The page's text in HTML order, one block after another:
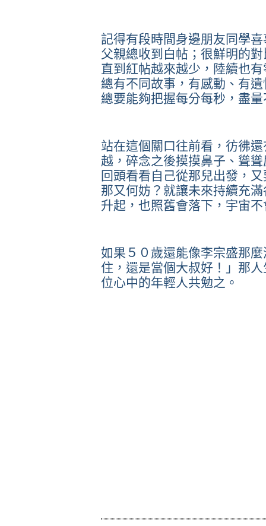
記得有段時間身邊朋友同學
父親總收到白帖；很鮮明的
直到紅帖越來越少，陸續也
總有不同故事，有感動、有
總要能夠把握每分每秒，盡
站在這個關口往前看，彷彿
越，碎念之後摸摸鼻子、聳
回頭看看自己從那兒出發，
那又何妨？就讓未來持續充
升起，也照舊會落下，宇宙
如果５０歲還能像李宗盛那
住，還是當個大叔好！」那
位心中的年輕人共勉之。